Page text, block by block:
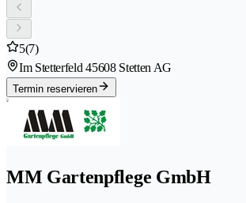
5(7)
Im Stetterfeld 45608 Stetten AG
Termin reservieren
MM Gartenpflege GmbH